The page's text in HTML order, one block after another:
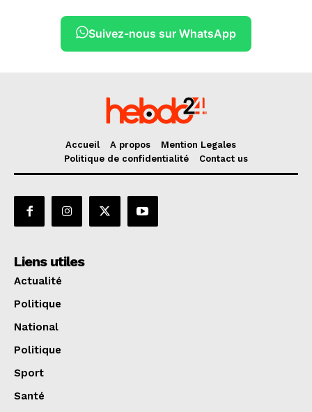
Suivez-nous sur WhatsApp
Accueil A propos
Mention Legales
Politique de confidentialité
Contact us
Liens utiles
Actualité
Politique
National
Politique
Sport
Santé